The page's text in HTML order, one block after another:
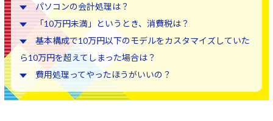
パソコンの会計処理は？
「10万円未満」というとき、消費税は？
基本構成で10万円以下のモデルをカスタマイズしていた
ら10万円を超えてしまった場合は？
費用処理ってやったほうがいいの？